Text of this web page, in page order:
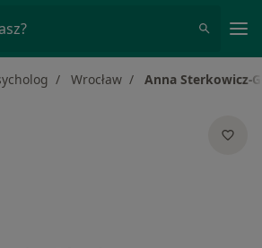
Wrocław Anna Sterkowicz-